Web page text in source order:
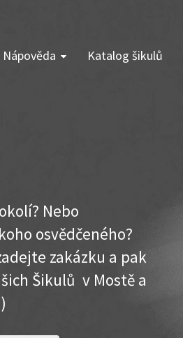
Nápověda Katalog šikulů
Nebo
osvědčeného?
zakázku a pak
Šikulů v Mostě a